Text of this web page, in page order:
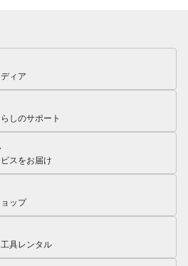
ィア
しのサポート
スをお届け
ップ
具レンタル